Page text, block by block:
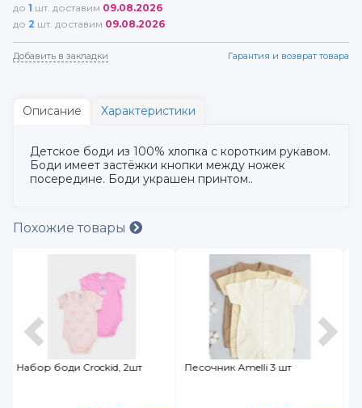
до 1 шт. доставим 09.08.2026
до 2 шт. доставим 09.08.2026
Добавить в закладки Гарантия и возврат товара
Описание Характеристики
Детское боди из 100% хлопка с коротким рукавом.
Боди имеет застёжки кнопки между ножек
посередине. Боди украшен принтом..
Похожие товары
Песочник Amelli 3 шт
Боди c коротким рукавом